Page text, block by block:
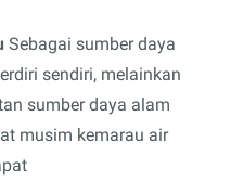
Sebagai sumber daya
sendiri, melainkan
sumber daya alam
musim kemarau air